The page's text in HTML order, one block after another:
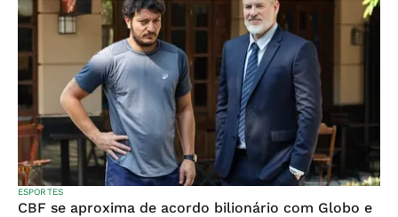
ESPORTES
CBF se aproxima de acordo bilionário com Globo e